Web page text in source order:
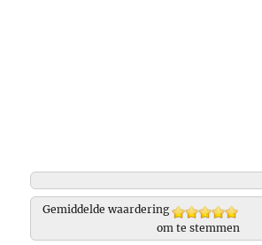
Gemiddelde waardering
om te stemmen